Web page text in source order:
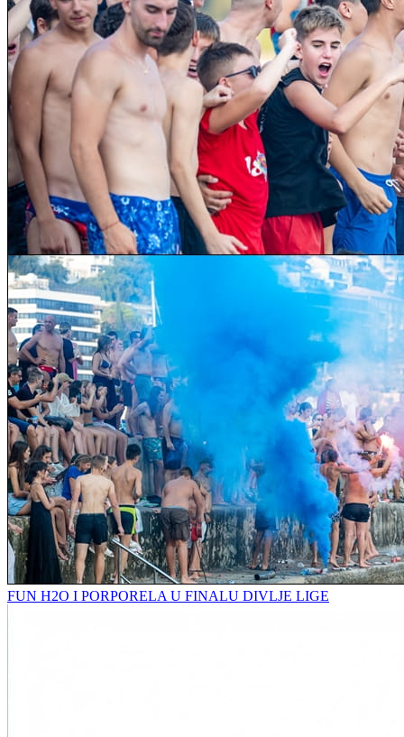
FUN H2O I PORPORELA U FINALU DIVLJE LIGE